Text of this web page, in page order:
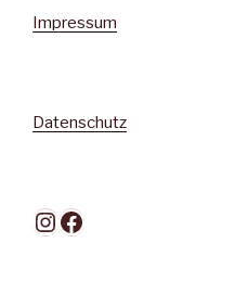
Impressum
Datenschutz
Instagram
Facebook